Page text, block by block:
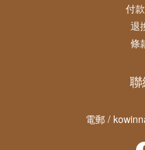
付
退
條
電郵 /